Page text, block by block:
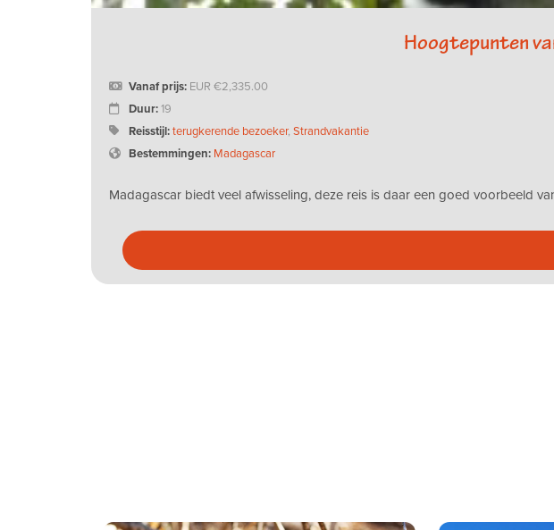
Hoogtepunten
Vanaf prijs: EUR
2,335.00
Duur:19
Reisstijl:terugkerende bezoeker, Strandvakantie
Bestemmingen: Madagascar
Madagascar biedt veel afwisseling, deze reis is daar een goed voorbeeld